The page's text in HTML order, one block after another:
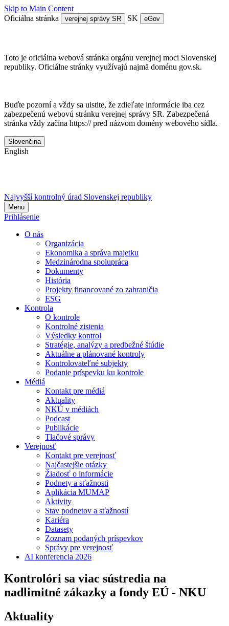
Skip to Main Content
Oficiálna stránka
verejnej správy SR SK eGov
Toto je oficiálna webová stránka orgánu verejnej moci Slovenskej
republiky. Oficiálne stránky využívajú najmä doménu gov.sk.
Buďte pozorní a vždy sa uistite, že zdieľate informácie iba cez
zabezpečenú webovú stránku verejnej správy SR. Zabezpečená
stránka vždy začína https:// pred názvom domény webového sídla.
Slovenčina
English
Najvyšší kontrolný úrad Slovenskej republiky
Menu
Prihlásenie
O nás
Organizácia
Ekonomika a správa majetku
Medzinárodna spolupráca
Dokumenty
História
Projekty financované zo zahraničia
ESG
Kontrola
O kontrole
Kontrolné zistenia
Výsledky kontrol
Stratégie, analýzy a predbežné štúdie
Aktuálne a plánované kontroly
Kontrolovateľné subjekty
Podanie príspevku ku kontrole
Médiá
Kontakt pre médiá
Aktuality
NKÚ v médiách
Podcast
Publikácie
Tlačové správy
Verejnosť
Kontakt pre verejnosť
Najčastejšie otázky
Žiadosť o informácie
Podnety a sťažnosti
Aplikácia MUMAP
Aktivity
Stav podnetov a sťažností
Kariéra
Datasety
Zoznam podaných príspevkov
Správy pre verejnosť
AI konferencia 2026
Kontrolóri sa viac sústredia na
nadlimitné zákazky a fondy EÚ - NKU
Aktuality